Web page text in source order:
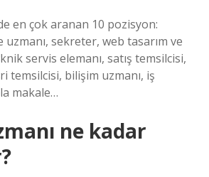
en çok aranan 10 pozisyon:
uzmanı, sekreter, web tasarım ve
servis elemanı, satış temsilcisi,
temsilcisi, bilişim uzmanı, iş
makale…
ne kadar